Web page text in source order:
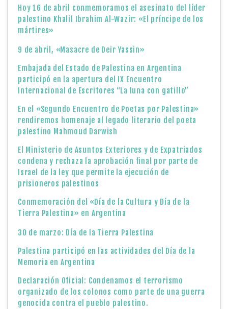
Hoy 16 de abril conmemoramos el asesinato del líder
palestino Khalil Ibrahim Al-Wazir: «El príncipe de los
mártires»
9 de abril, «Masacre de Deir Yassin»
Embajada del Estado de Palestina en Argentina
participó en la apertura del IX Encuentro
Internacional de Escritores “La luna con gatillo”
En el «Segundo Encuentro de Poetas por Palestina»
rendiremos homenaje al legado literario del poeta
palestino Mahmoud Darwish
El Ministerio de Asuntos Exteriores y de Expatriados
condena y rechaza la aprobación final por parte de
Israel de la ley que permite la ejecución de
prisioneros palestinos
Conmemoración del «Día de la Cultura y Día de la
Tierra Palestina» en Argentina
30 de marzo: Día de la Tierra Palestina
Palestina participó en las actividades del Día de la
Memoria en Argentina
Declaración Oficial: Condenamos el terrorismo
organizado de los colonos como parte de una guerra
genocida contra el pueblo palestino.